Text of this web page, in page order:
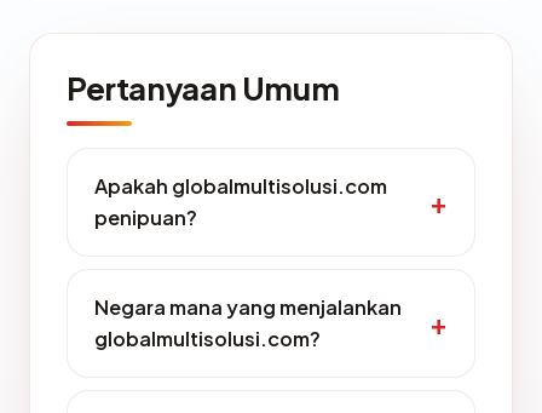
Pertanyaan Umum
Apakah globalmultisolusi.com
penipuan?
Negara mana yang menjalankan
globalmultisolusi.com?